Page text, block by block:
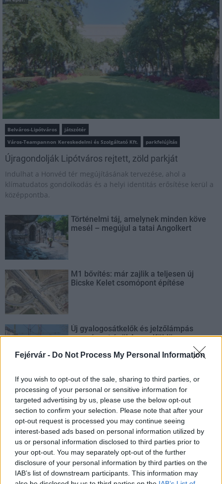
Fejérvár - Do Not Process My Personal Information
If you wish to opt-out of the sale, sharing to third parties, or
processing of your personal or sensitive information for
targeted advertising by us, please use the below opt-out
section to confirm your selection. Please note that after your
opt-out request is processed you may continue seeing
interest-based ads based on personal information utilized by
us or personal information disclosed to third parties prior to
your opt-out. You may separately opt-out of the further
disclosure of your personal information by third parties on the
IAB’s list of downstream participants. This information may
Belváros-Lipótváros
játszótér
Város-Teampannon Kereskedelmi és Szolgáltató Kft.
parkfelújítás
Újragondolják Lipótváros rejtett, zöld parkját
Indulhat a Honvéd tér megújításának tervezése, ahol a
klímatudatos gondolkodás és a helyi identitás erősítése kerül a
középpontba.
Történelmi táj, amelynek minden köve
mesél – megújul a tatai Angolkert
M1 bővítés: már zajlik a teljesen új
Bicske Kelet csomópont építése
Új gyalogosátkelők és jelzőlámpás
csomópont épül Angyalföldön
Másfélszeresére bővítik
Hódmezővásárhely jó hírű református
iskoláját
AJÁNLJUK MÉG